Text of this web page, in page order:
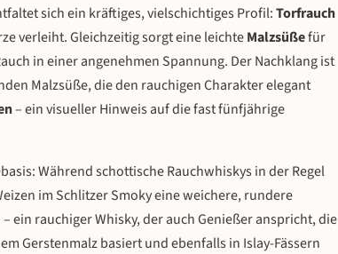
sich ein kräftiges, vielschichtiges Profil:Torfrauch
verleiht. Gleichzeitig sorgt eine leichteMalzsüßefür
in einer angenehmen Spannung. Der Nachklang ist
Malzsüße, die den rauchigen Charakter elegant
– ein visueller Hinweis auf die fast fünfjährige
Während schottische Rauchwhiskys in der Regel
im Schlitzer Smoky eine weichere, rundere
ein rauchiger Whisky, der auch Genießer anspricht, die
Gerstenmalz basiert und ebenfalls in Islay-Fässern